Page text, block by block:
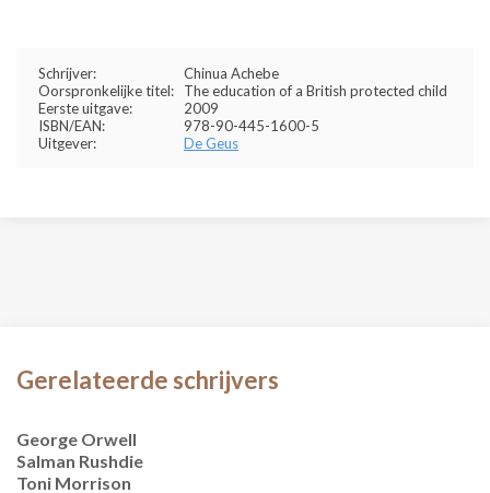
Schrijver:
Chinua Achebe
Oorspronkelijke titel:
The education of a British protected child
Eerste uitgave:
2009
ISBN/EAN:
978-90-445-1600-5
Uitgever:
De Geus
Gerelateerde schrijvers
George Orwell
Salman Rushdie
Toni Morrison